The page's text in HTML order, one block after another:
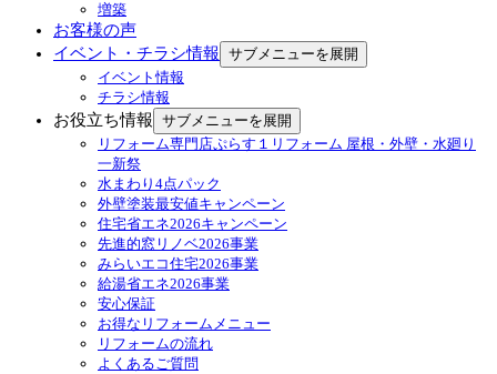
増築
お客様の声
イベント・チラシ情報 サブメニューを展開
イベント情報
チラシ情報
お役立ち情報 サブメニューを展開
リフォーム専門店ぷらす１リフォーム 屋根・外壁・水廻り
一新祭
水まわり4点パック
外壁塗装最安値キャンペーン
住宅省エネ2026キャンペーン
先進的窓リノベ2026事業
みらいエコ住宅2026事業
給湯省エネ2026事業
安心保証
お得なリフォームメニュー
リフォームの流れ
よくあるご質問